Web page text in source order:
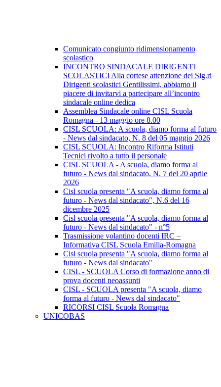
Comunicato congiunto ridimensionamento
scolastico
INCONTRO SINDACALE DIRIGENTI
SCOLASTICI Alla cortese attenzione dei Sig.ri
Dirigenti scolastici Gentilissimi, abbiamo il
piacere di invitarvi a partecipare all’incontro
sindacale online dedica
Assemblea Sindacale online CISL Scuola
Romagna - 13 maggio ore 8.00
CISL SCUOLA: A scuola, diamo forma al futuro
- News dal sindacato, N. 8 del 05 maggio 2026
CISL SCUOLA: Incontro Riforma Istituti
Tecnici rivolto a tutto il personale
CISL SCUOLA - A scuola, diamo forma al
futuro - News dal sindacato, N. 7 del 20 aprile
2026
Cisl scuola presenta "A scuola, diamo forma al
futuro - News dal sindacato", N.6 del 16
dicembre 2025
Cisl scuola presenta "A scuola, diamo forma al
futuro - News dal sindacato" - n°5
Trasmissione volantino docenti IRC –
Informativa CISL Scuola Emilia-Romagna
Cisl scuola presenta "A scuola, diamo forma al
futuro - News dal sindacato"
CISL - SCUOLA Corso di formazione anno di
prova docenti neoassunti
CISL - SCUOLA presenta "A scuola, diamo
forma al futuro - News dal sindacato"
RICORSI CISL Scuola Romagna
UNICOBAS